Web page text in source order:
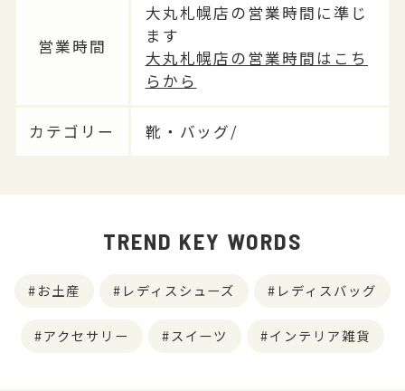
営業時間
大丸札幌店の営業時間に準じ
ます
大丸札幌店の営業時間はこち
らから
カテゴリー 靴・バッグ/
TREND KEY WORDS
お土産 レディスシューズ レディスバッグ
アクセサリー スイーツ インテリア雑貨